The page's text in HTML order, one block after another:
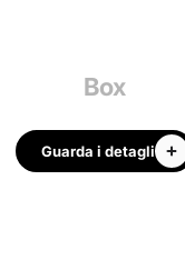
Box
Guarda i detagli